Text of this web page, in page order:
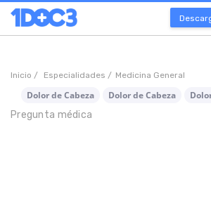
Inicio / Especialidades / Medicina General
Dolor de Cabeza Dolor de Cabeza
Pregunta médica